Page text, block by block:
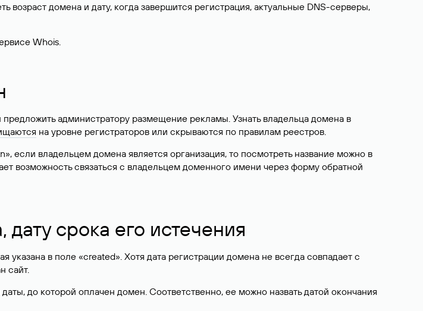
домена и дату, когда завершится регистрация, актуальные DNS-серверы,
Whois.
администратору размещение рекламы. Узнать владельца домена в
на уровне регистраторов или скрываются по правилам реестров.
если владельцем домена является организация, то посмотреть название можно в
возможность связаться с владельцем доменного имени через форму обратной
дату срока его истечения
указана в поле «created». Хотя дата регистрации домена не всегда совпадает с
сайт.
до которой оплачен домен. Соответственно, ее можно назвать датой окончания